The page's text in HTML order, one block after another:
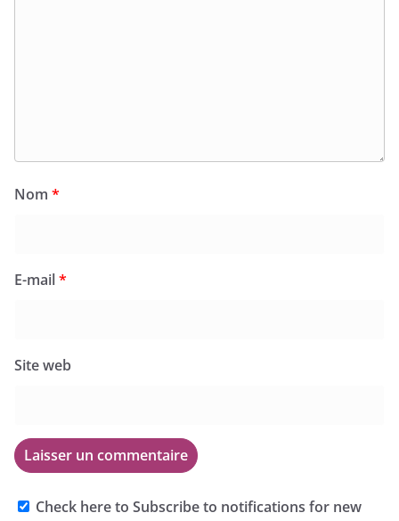
Nom *
E-mail*
Site web
Check here to Subscribe to notifications for new